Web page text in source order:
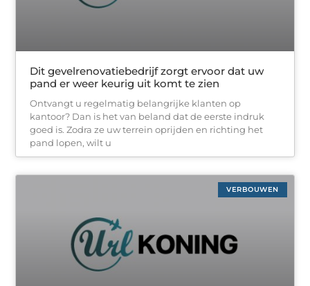
Dit gevelrenovatiebedrijf zorgt ervoor dat uw
pand er weer keurig uit komt te zien
Ontvangt u regelmatig belangrijke klanten op
kantoor? Dan is het van beland dat de eerste indruk
goed is. Zodra ze uw terrein oprijden en richting het
pand lopen, wilt u
VERBOUWEN